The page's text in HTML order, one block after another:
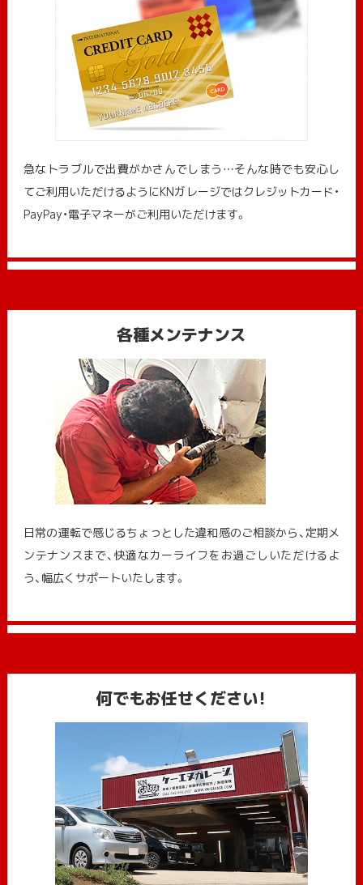
急なトラブルで出費がかさんでしまう…そんな時でも安心し
てご利用いただけるようにKNガレージではクレジットカード・
PayPay・電子マネーがご利用いただけます。
各種メンテナンス
日常の運転で感じるちょっとした違和感のご相談から、定期メ
ンテナンスまで、快適なカーライフをお過ごしいただけるよ
う、幅広くサポートいたします。
何でもお任せください!